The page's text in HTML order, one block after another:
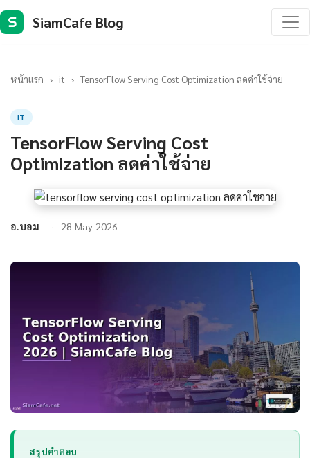
S SiamCafe Blog
หน้าแรก › it › TensorFlow Serving Cost Optimization ลดค่าใช้จ่าย
IT
TensorFlow Serving Cost
Optimization ลดค่าใช้จ่าย
อ.บอม 28 May 2026
สรุปคำตอบ